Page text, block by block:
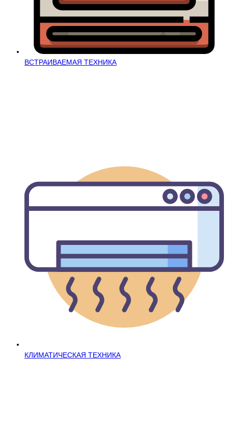
ВСТРАИВАЕМАЯ ТЕХНИКА
КЛИМАТИЧЕСКАЯ ТЕХНИКА